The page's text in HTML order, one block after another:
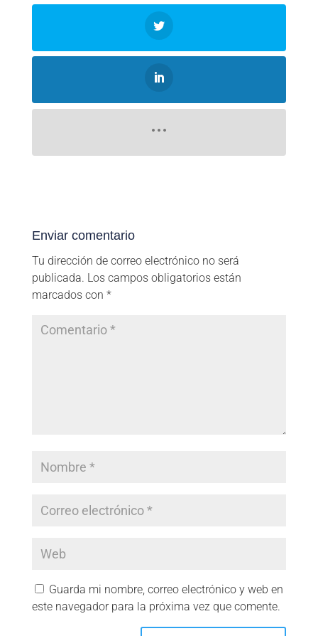
Enviar comentario
Tu dirección de correo electrónico no será
publicada. Los campos obligatorios están
marcados con *
Guarda mi nombre, correo electrónico y web en
este navegador para la próxima vez que comente.